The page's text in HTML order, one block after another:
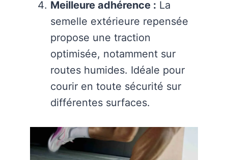
Meilleure adhérence : La
semelle extérieure repensée
propose une traction
optimisée, notamment sur
routes humides. Idéale pour
courir en toute sécurité sur
différentes surfaces.